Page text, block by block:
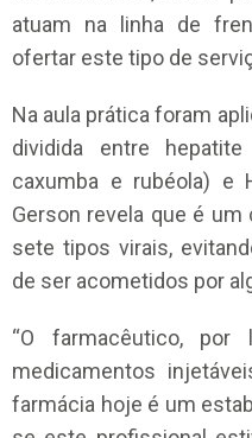
atuam na linha de
ofertar este tipo de
Na aula prática foram
dividida entre
caxumba e rubéola) e
Gerson revela que é
sete tipos virais,
de ser acometidos por
“O farmacêutico,
medicamentos
farmácia hoje é um